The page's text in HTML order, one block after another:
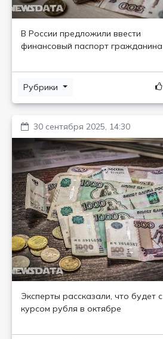
В России предложили ввести
финансовый паспорт гражданина
Рубрики
30 сентября 2025, 14:30
Эксперты рассказали, что будет с
курсом рубля в октябре